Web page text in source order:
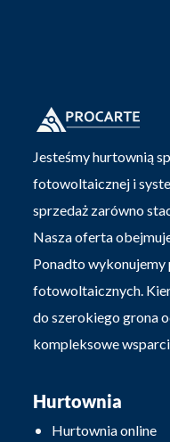
Jesteśmy hurtownią
fotowoltaicznej i
sprzedaż zarówno
Nasza oferta
Ponadto
fotowoltaicznych.
do szerokiego grona
kompleksowe
Hurtownia
Hurtownia online